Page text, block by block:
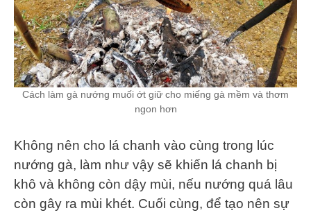
Cách làm gà nướng muối ớt giữ cho miếng gà mềm và thơm
ngon hơn
Không nên cho lá chanh vào cùng trong lúc
nướng gà, làm như vậy sẽ khiến lá chanh bị
khô và không còn dậy mùi, nếu nướng quá lâu
còn gây ra mùi khét. Cuối cùng, để tạo nên sự